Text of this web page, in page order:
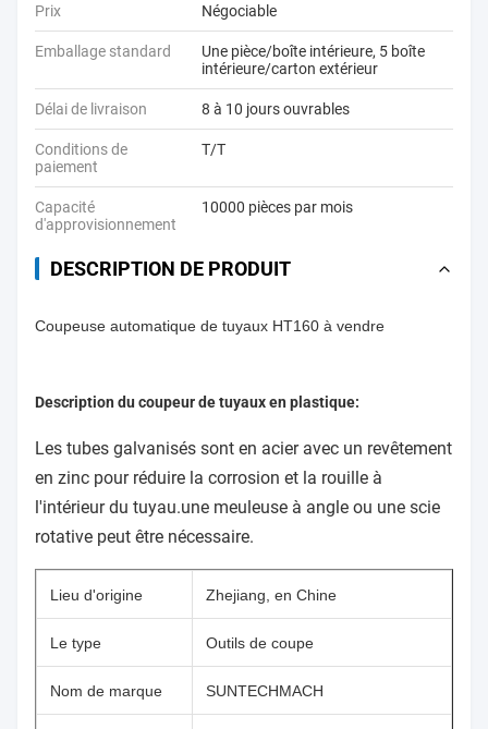
Prix Négociable
Emballage standard
Une pièce/boîte intérieure, 5 boîte
intérieure/carton extérieur
Délai de livraison 8 à 10 jours ouvrables
Conditions de
paiement
T/T
Capacité
d'approvisionnement
10000 pièces par mois
DESCRIPTION DE PRODUIT
Coupeuse automatique de tuyaux HT160 à vendre
Description du coupeur de tuyaux en plastique:
Les tubes galvanisés sont en acier avec un revêtement
en zinc pour réduire la corrosion et la rouille à
l'intérieur du tuyau.une meuleuse à angle ou une scie
rotative peut être nécessaire.
Lieu d'origine Zhejiang, en Chine
Le type Outils de coupe
Nom de marque SUNTECHMACH